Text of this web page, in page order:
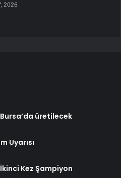
2026
üretilecek
Uyarısı
Kez Şampiyon